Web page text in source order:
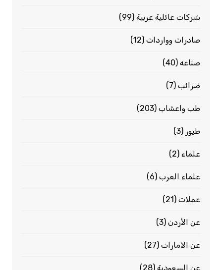
شركات عائلية عربية(99)
صادرات وواردات(12)
صناعه(40)
ضرائب(7)
طب واعشاب(203)
طيور (3)
علماء (2)
علماء العرب(6)
عملات(21)
عن الأردن(3)
عن الامارات(27)
عن السعودية(28)